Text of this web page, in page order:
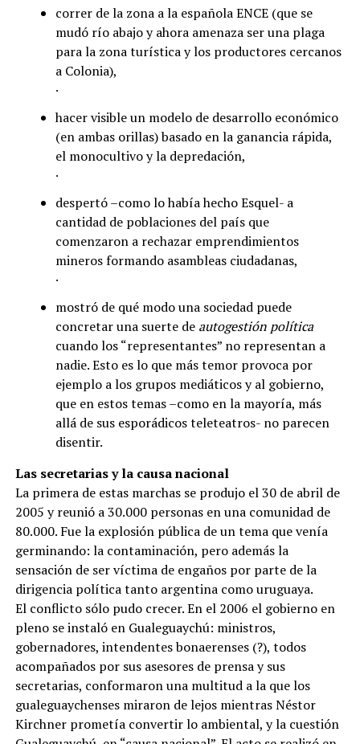
correr de la zona a la española ENCE (que se
mudó río abajo y ahora amenaza ser una plaga
para la zona turística y los productores cercanos
a Colonia),
·
hacer visible un modelo de desarrollo económico
(en ambas orillas) basado en la ganancia rápida,
el monocultivo y la depredación,
·
despertó –como lo había hecho Esquel- a
cantidad de poblaciones del país que
comenzaron a rechazar emprendimientos
mineros formando asambleas ciudadanas,
·
mostró de qué modo una sociedad puede
concretar una suerte de autogestión política
cuando los “representantes” no representan a
nadie. Esto es lo que más temor provoca por
ejemplo a los grupos mediáticos y al gobierno,
que en estos temas –como en la mayoría, más
allá de sus esporádicos teleteatros- no parecen
disentir.
Las secretarias y la causa nacional
La primera de estas marchas se produjo el 30 de abril de
2005 y reunió a 30.000 personas en una comunidad de
80.000. Fue la explosión pública de un tema que venía
germinando: la contaminación, pero además la
sensación de ser víctima de engaños por parte de la
dirigencia política tanto argentina como uruguaya.
El conflicto sólo pudo crecer. En el 2006 el gobierno en
pleno se instaló en Gualeguaychú: ministros,
gobernadores, intendentes bonaerenses (?), todos
acompañados por sus asesores de prensa y sus
secretarias, conformaron una multitud a la que los
gualeguaychenses miraron de lejos mientras Néstor
Kirchner prometía convertir lo ambiental, y la cuestión